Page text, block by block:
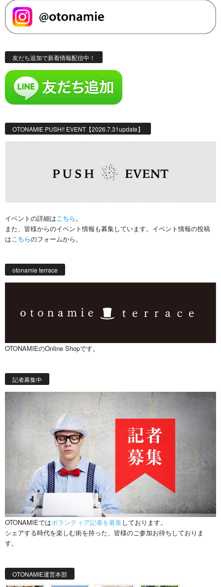
友だち追加で新着情報配信中！
OTONAMIE PUSH!! EVENT【2026.7.31update】
イベントの詳細はこちら。
また、皆様からのイベント情報も募集しています。イベント情報の投稿
はこちらのフォームから。
otonamie terrace
OTONAMIEのOnline Shopです。
記者募集中
OTONAMIEではボランティア記者を募集しております。
シェアする時代を楽しむ術を持った、皆様のご参加お待ちしておりま
す。
OTONAMIE運営本部